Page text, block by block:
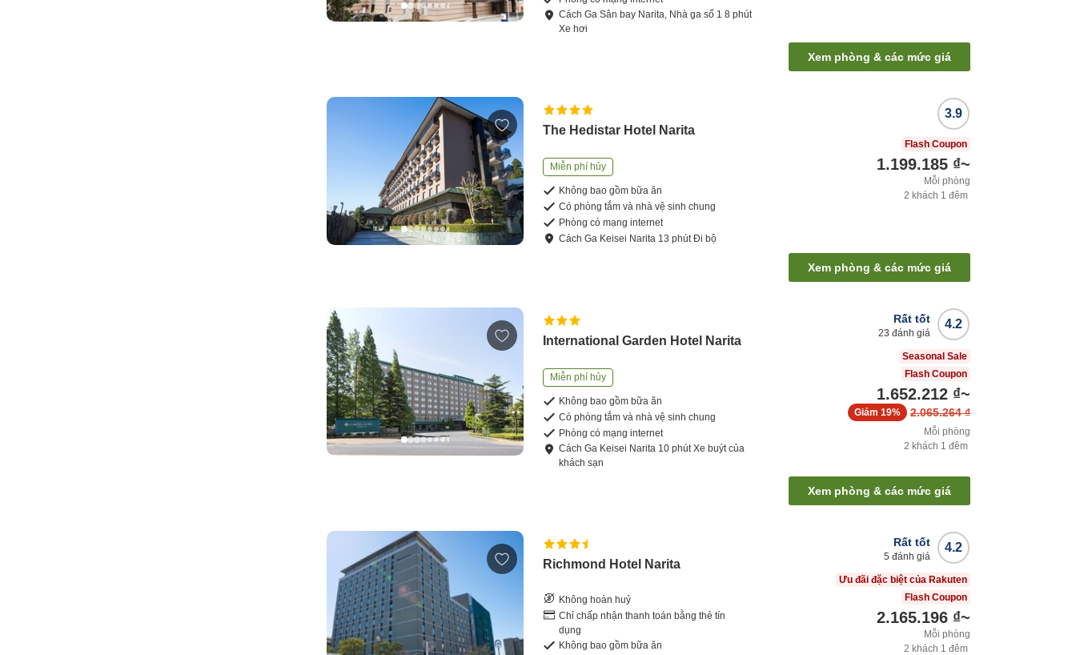
CáchGa Sân bay Narita, Nhà ga số 1 8 phút
Xe hơi
Xem phòng & các mức giá
The Hedistar Hotel Narita
Miễn phí hủy
Không bao gồm bữa ăn
Có phòng tắm và nhà vệ sinh chung
Phòng có mạng internet
CáchGa Keisei Narita 13 phútĐi bộ
3.9
Flash Coupon
1.199.185 ₫~
Mỗi phòng
2 khách 1 đêm
Xem phòng & các mức giá
International Garden Hotel Narita
Miễn phí hủy
Không bao gồm bữa ăn
Có phòng tắm và nhà vệ sinh chung
Phòng có mạng internet
CáchGa Keisei Narita 10 phútXe buýt của
khách sạn
4.2
Rất tốt
23 đánh giá
Seasonal Sale
Flash Coupon
1.652.212 ₫~
2.065.264 ₫
Giảm 19%
Mỗi phòng
2 khách 1 đêm
Xem phòng & các mức giá
Richmond Hotel Narita
Không hoàn huỷ
Chỉ chấp nhận thanh toán bằng thẻ tín
dụng
Không bao gồm bữa ăn
4.2
Rất tốt
5 đánh giá
Ưu đãi đặc biệt của Rakuten
Flash Coupon
2.165.196 ₫~
Mỗi phòng
2 khách 1 đêm